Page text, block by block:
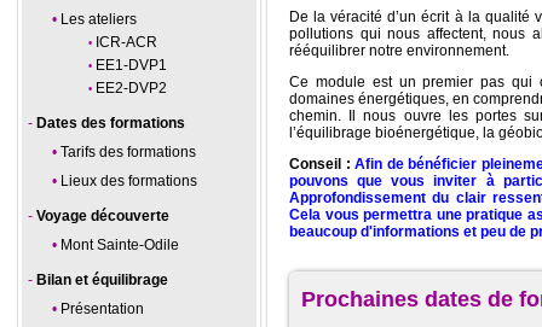
Les ateliers
ICR-ACR
EE1-DVP1
EE2-DVP2
Dates des formations
Tarifs des formations
Lieux des formations
Voyage découverte
Mont Sainte-Odile
Bilan et équilibrage
Présentation
De la véracité d’un écrit à la qualité
pollutions qui nous affectent, nous
rééquilibrer notre environnement.
Ce module est un premier pas qui
domaines énergétiques, en
chemin. Il nous ouvre les portes
l’équilibrage bioénergétique, la
Conseil :Afin de bénéficier
pouvons que vous inviter à
Approfondissement du clair
Cela vous permettra une pratique
beaucoup d'informations et peu de
Prochaines dates de